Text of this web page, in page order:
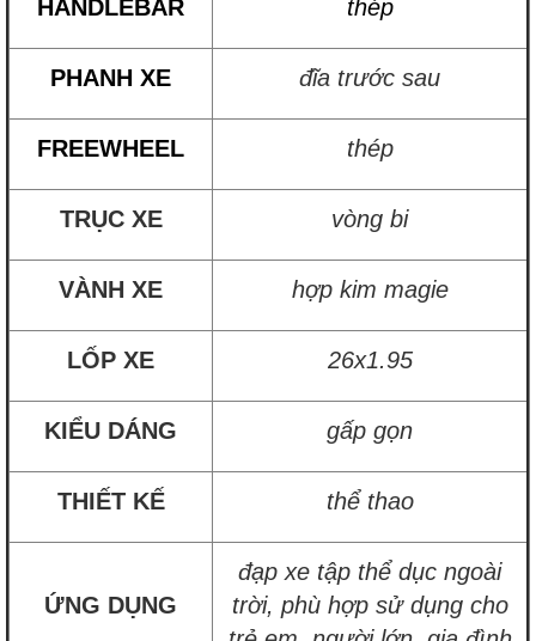
HANDLEBAR thép
PHANH XE đĩa trước sau
FREEWHEEL thép
TRỤC XE vòng bi
VÀNH XE hợp kim magie
LỐP XE 26x1.95
KIỂU DÁNG gấp gọn
THIẾT KẾ thể thao
ỨNG DỤNG
đạp xe tập thể dục ngoài
trời, phù hợp sử dụng cho